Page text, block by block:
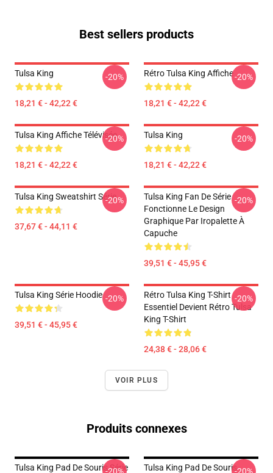
Best sellers products
Tulsa King
18,21 € - 42,22 €
-20% Rétro Tulsa King Affiche
18,21 € - 42,22 €
-20%
Tulsa King Affiche Télévisée
18,21 € - 42,22 €
-20% Tulsa King
18,21 € - 42,22 €
-20%
Tulsa King Sweatshirt Série
37,67 € - 44,11 €
-20%
Tulsa King Fan De Série
Fonctionne Le Design
Graphique Par Iropalette À
Capuche
39,51 € - 45,95 €
-20%
Tulsa King Série Hoodie
39,51 € - 45,95 €
-20%
Rétro Tulsa King T-Shirt
Essentiel Devient Rétro Tulsa
King T-Shirt
24,38 € - 28,06 €
-20%
VOIR PLUS
Produits connexes
Tulsa King Pad De Souris Série
Tulsa King Pad De Souris